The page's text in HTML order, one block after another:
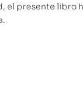
el presente